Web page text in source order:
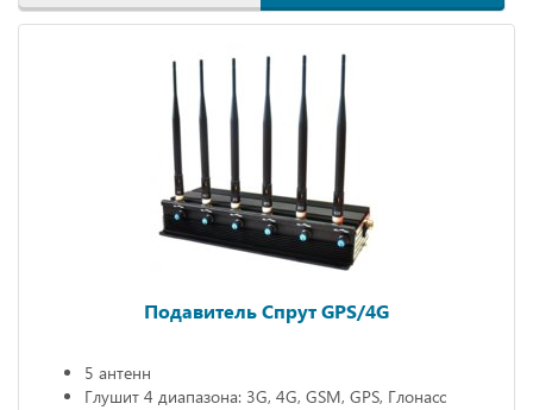
Подавитель Спрут GPS/4G
5 антенн
Глушит 4 диапазона: 3G, 4G, GSM, GPS, Глонасс